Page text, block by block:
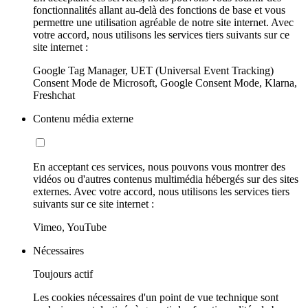
fonctionnalités allant au-delà des fonctions de base et vous
permettre une utilisation agréable de notre site internet. Avec
votre accord, nous utilisons les services tiers suivants sur ce
site internet :
Google Tag Manager, UET (Universal Event Tracking)
Consent Mode de Microsoft, Google Consent Mode, Klarna,
Freshchat
Contenu média externe
En acceptant ces services, nous pouvons vous montrer des
vidéos ou d'autres contenus multimédia hébergés sur des sites
externes. Avec votre accord, nous utilisons les services tiers
suivants sur ce site internet :
Vimeo, YouTube
Nécessaires
Toujours actif
Les cookies nécessaires d'un point de vue technique sont